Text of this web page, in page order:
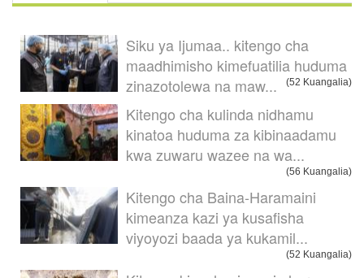
Siku ya Ijumaa.. kitengo cha
maadhimisho kimefuatilia huduma
zinazotolewa na maw...
(52 Kuangalia)
Kitengo cha kulinda nidhamu
kinatoa huduma za kibinaadamu
kwa zuwaru wazee na wa...
(56 Kuangalia)
Kitengo cha Baina-Haramaini
kimeanza kazi ya kusafisha
viyoyozi baada ya kukamil...
(52 Kuangalia)